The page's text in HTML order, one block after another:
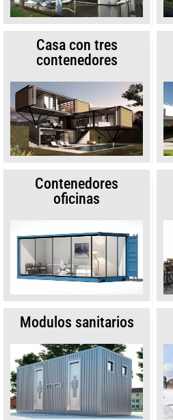
Casa con tres
contenedores
Contenedores
oficinas
Modulos sanitarios